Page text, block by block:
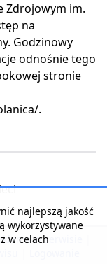
Zdrojowym im.
na
Godzinowy
odnośnie tego
stronie
.
w serwisie
najlepszą jakość
wykorzystywane
w celach